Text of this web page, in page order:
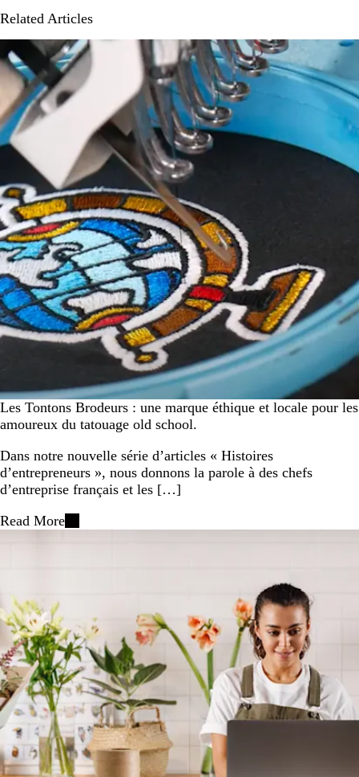
Related Articles
Les Tontons Brodeurs : une marque éthique et locale pour les
amoureux du tatouage old school.
Dans notre nouvelle série d’articles « Histoires
d’entrepreneurs », nous donnons la parole à des chefs
d’entreprise français et les […]
Read More